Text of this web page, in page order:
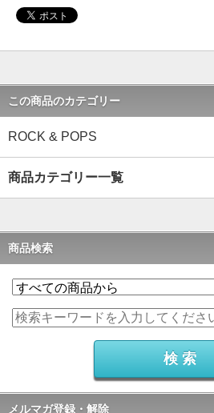
この商品のカテゴリー
ROCK & POPS
商品カテゴリー一覧
商品検索
メルマガ登録・解除